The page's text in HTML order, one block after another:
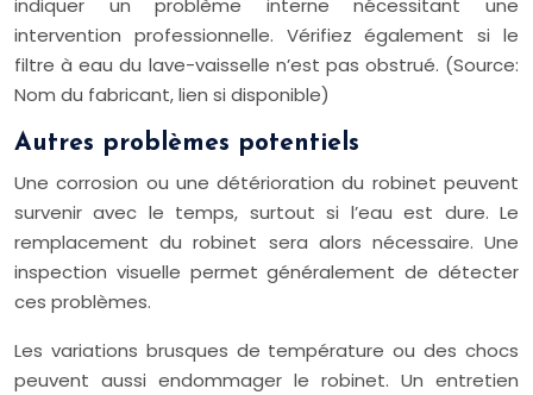
indiquer un problème interne nécessitant une
intervention professionnelle. Vérifiez également si le
filtre à eau du lave-vaisselle n’est pas obstrué. (Source:
Nom du fabricant, lien si disponible)
Autres problèmes potentiels
Une corrosion ou une détérioration du robinet peuvent
survenir avec le temps, surtout si l’eau est dure. Le
remplacement du robinet sera alors nécessaire. Une
inspection visuelle permet généralement de détecter
ces problèmes.
Les variations brusques de température ou des chocs
peuvent aussi endommager le robinet. Un entretien